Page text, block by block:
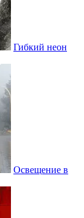
Гибкий неон
Освещение в